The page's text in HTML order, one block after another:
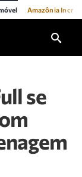
Amazônia
se